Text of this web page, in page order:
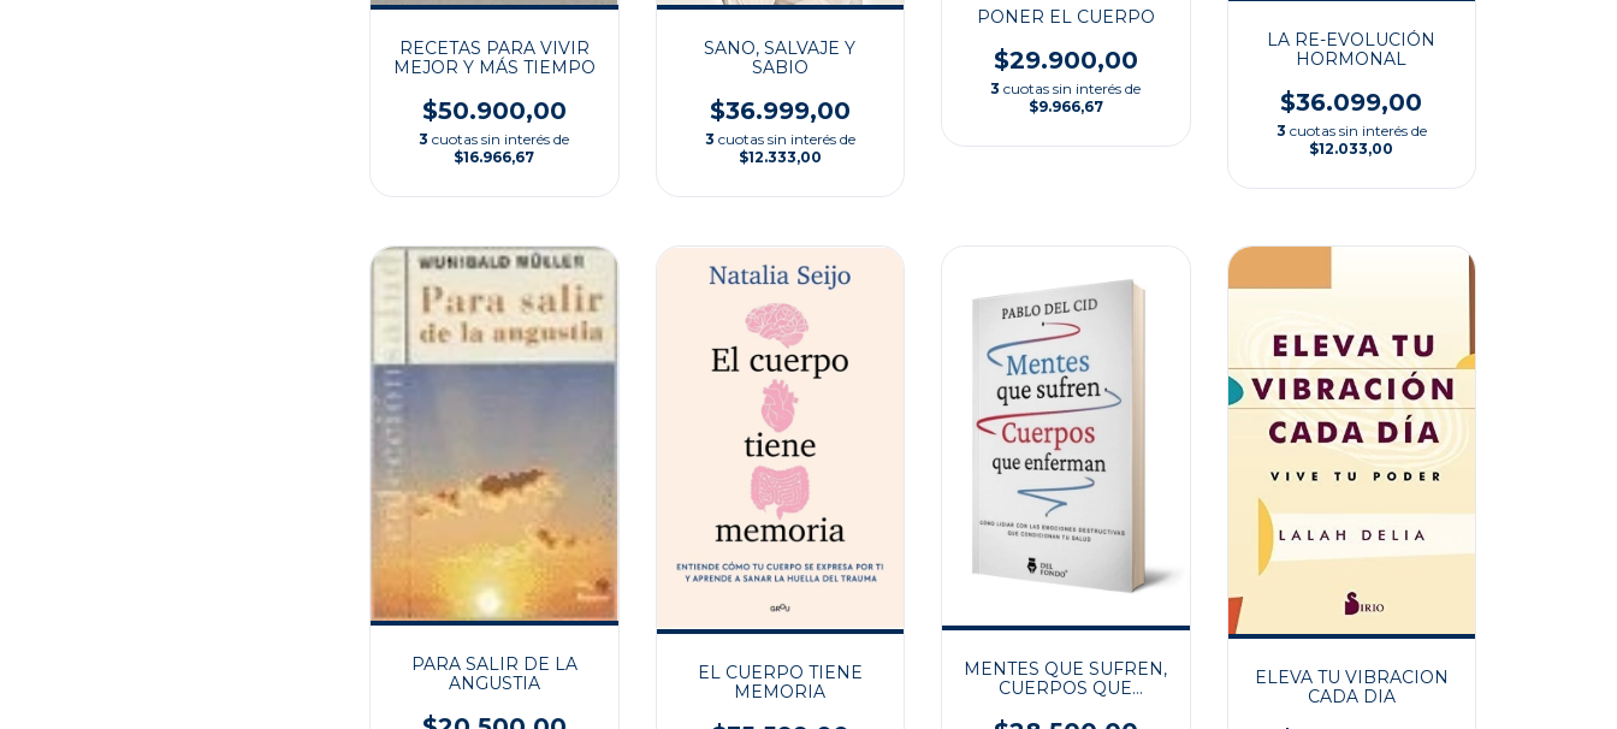
RECETAS PARA VIVIR
MEJOR Y MÁS TIEMPO
$50.900,00
3 cuotas sin interés de
$16.966,67
SANO, SALVAJE Y
SABIO
$36.999,00
3 cuotas sin interés de
$12.333,00
PONER EL CUERPO
$29.900,00
3 cuotas sin interés de
$9.966,67
LA RE-EVOLUCIÓN
HORMONAL
$36.099,00
3 cuotas sin interés de
$12.033,00
PARA SALIR DE LA
ANGUSTIA
EL CUERPO TIENE
MEMORIA
MENTES QUE SUFREN,
CUERPOS QUE
ELEVA TU VIBRACION
CADA DIA